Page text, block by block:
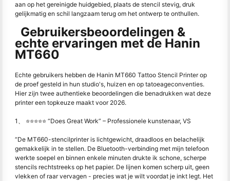
aan op het gereinigde huidgebied, plaats de stencil stevig, druk
gelijkmatig en schil langzaam terug om het ontwerp te onthullen.
Gebruikersbeoordelingen &
echte ervaringen met de Hanin
MT660
Echte gebruikers hebben de Hanin MT660 Tattoo Stencil Printer op
de proef gesteld in hun studio's, huizen en op tatoeageconventies.
Hier zijn twee authentieke beoordelingen die benadrukken wat deze
printer een topkeuze maakt voor 2026.
1、 ⭐⭐⭐⭐⭐ “Does Great Work” – Professionele kunstenaar, VS
“De MT660-stencilprinter is lichtgewicht, draadloos en belachelijk
gemakkelijk in te stellen. De Bluetooth-verbinding met mijn telefoon
werkte soepel en binnen enkele minuten drukte ik schone, scherpe
stencils rechtstreeks op het papier. De lijnen komen scherp uit, geen
vlekken of raar vervagen - precies wat je wilt voordat je inkt legt. Het